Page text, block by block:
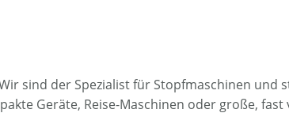
sind der Spezialist für Stopfmaschinen und
Geräte, Reise-Maschinen oder große,